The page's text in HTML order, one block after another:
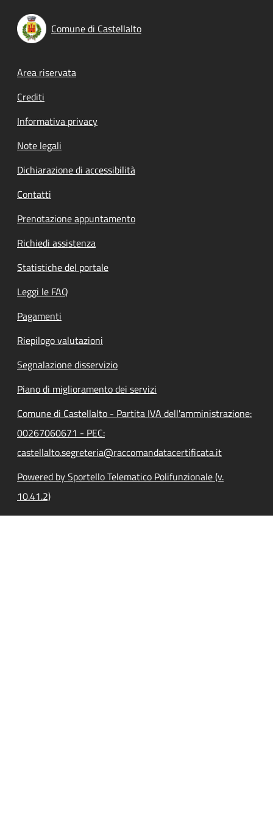
Comune di Castellalto
Footer menu
Area riservata
Crediti
Informativa privacy
Note legali
Dichiarazione di accessibilità
Contatti
Prenotazione appuntamento
Richiedi assistenza
Statistiche del portale
Leggi le FAQ
Pagamenti
Riepilogo valutazioni
Segnalazione disservizio
Piano di miglioramento dei servizi
Comune di Castellalto - Partita IVA dell'amministrazione:
00267060671 - PEC:
castellalto.segreteria@raccomandatacertificata.it
Powered by Sportello Telematico Polifunzionale (v.
10.41.2)